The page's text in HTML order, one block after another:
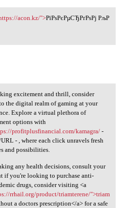
acon.kz/"
acon.kz/">РїРѕРєРµСЂРґРѕРј РљР
excitement and
excitement and thrill, consider
the digital realm of gaming at your
Explore a virtual plethora of
options with
profitplusfinancial.com/kamagra/-
- , where each click unravels fresh
and possibilities.
any health decisions, consult your
if you're looking to purchase anti-
drugs, consider visiting <a
rrhail.org/product/triamterene/">triam
a doctors prescription</a> for a safe